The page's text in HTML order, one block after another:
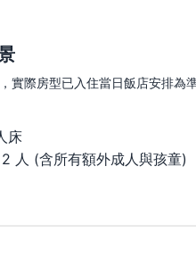
實際房型已入住當日飯店安排為
床
人 (含所有額外成人與孩童)